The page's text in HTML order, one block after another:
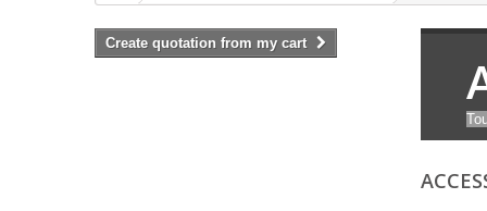
Create quotation from my cart